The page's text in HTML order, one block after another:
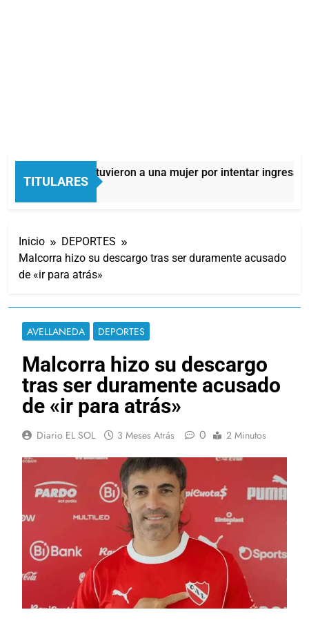
TITULARES
Quilmes: detuvieron a una mujer por intentar ingresar
9 Horas Atrás
Inicio
DEPORTES
Malcorra hizo su descargo tras ser duramente acusado
de «ir para atrás»
AVELLANEDA DEPORTES
Malcorra hizo su descargo
tras ser duramente acusado
de «ir para atrás»
Diario EL SOL 3 Meses Atrás 0 2 Minutos